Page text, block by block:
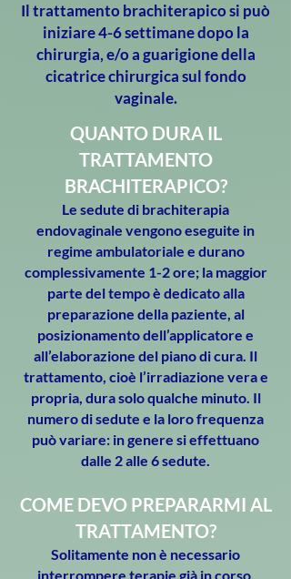
Il trattamento brachiterapico si può
iniziare 4-6 settimane dopo la
chirurgia, e/o a guarigione della
cicatrice chirurgica sul fondo
vaginale.
QUANTO DURA IL
TRATTAMENTO
BRACHITERAPICO?
Le sedute di brachiterapia
endovaginale vengono eseguite in
regime ambulatoriale e durano
complessivamente 1-2 ore; la maggior
parte del tempo è dedicato alla
preparazione della paziente, al
posizionamento dell’applicatore e
all’elaborazione del piano di cura. Il
trattamento, cioè l’irradiazione vera e
propria, dura solo qualche minuto. Il
numero di sedute e la loro frequenza
può variare: in genere si effettuano
dalle 2 alle 6 sedute.
COME DEVO PREPARARMI AL
TRATTAMENTO?
Solitamente non è necessario
interrompere terapie già in corso.